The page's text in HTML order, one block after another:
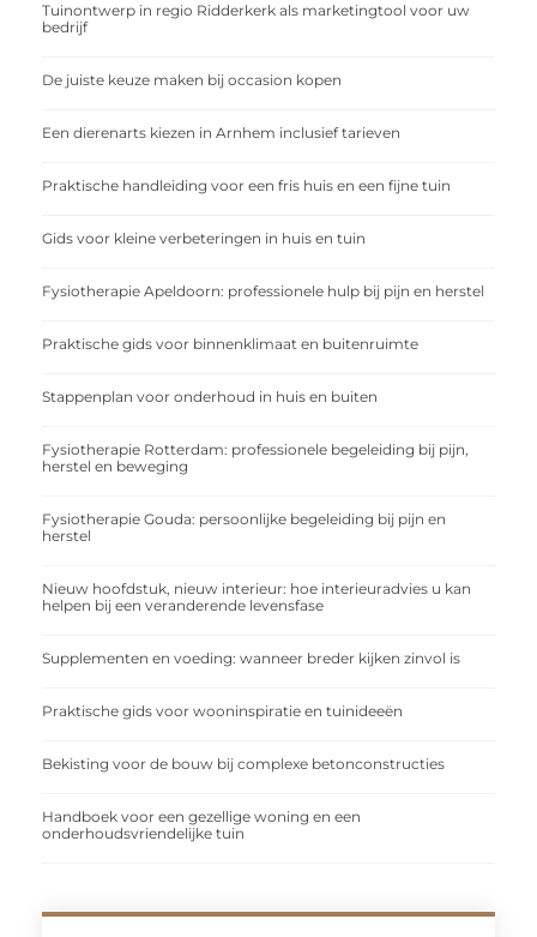
Tuinontwerp in regio Ridderkerk als marketingtool voor uw
bedrijf
De juiste keuze maken bij occasion kopen
Een dierenarts kiezen in Arnhem inclusief tarieven
Praktische handleiding voor een fris huis en een fijne tuin
Gids voor kleine verbeteringen in huis en tuin
Fysiotherapie Apeldoorn: professionele hulp bij pijn en herstel
Praktische gids voor binnenklimaat en buitenruimte
Stappenplan voor onderhoud in huis en buiten
Fysiotherapie Rotterdam: professionele begeleiding bij pijn,
herstel en beweging
Fysiotherapie Gouda: persoonlijke begeleiding bij pijn en
herstel
Nieuw hoofdstuk, nieuw interieur: hoe interieuradvies u kan
helpen bij een veranderende levensfase
Supplementen en voeding: wanneer breder kijken zinvol is
Praktische gids voor wooninspiratie en tuinideeën
Bekisting voor de bouw bij complexe betonconstructies
Handboek voor een gezellige woning en een
onderhoudsvriendelijke tuin